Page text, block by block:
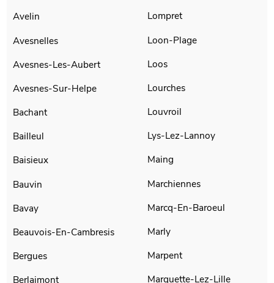
Avelin
Avesnelles
Avesnes-Les-Aubert
Avesnes-Sur-Helpe
Bachant
Bailleul
Baisieux
Bauvin
Bavay
Beauvois-En-Cambresis
Bergues
Berlaimont
Lompret
Loon-Plage
Loos
Lourches
Louvroil
Lys-Lez-Lannoy
Maing
Marchiennes
Marcq-En-Baroeul
Marly
Marpent
Marquette-Lez-Lille